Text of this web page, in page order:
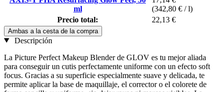
ml
(342,80 € / l)
Precio total:
22,13 €
Ambas a la cesta de la compra
Descripción
La Picture Perfect Makeup Blender de GLOV es tu mejor aliada
para conseguir un cutis perfectamente uniforme con un efecto soft
focus. Gracias a su superficie especialmente suave y delicada, te
permite aplicar la base de maquillaje, el corrector o el colorete de